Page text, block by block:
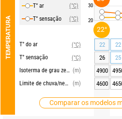
TEMPERATURA
T° ar
(°C)
T° sensação
(°C)
T° do ar
(°C)
T° sensação
(°C)
Isoterma de grau zero (m)
Limite de chuva/neve
(m)
Comparar os modelos
30
20
22 22
26
25
4900
4600
22°